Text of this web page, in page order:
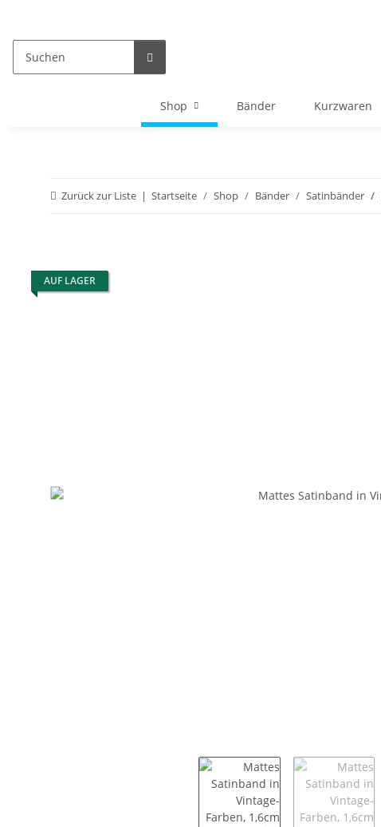
Shop Bänder Kurzwaren
Zurück zur Liste Startseite Shop Bänder Satinbänder
AUF LAGER